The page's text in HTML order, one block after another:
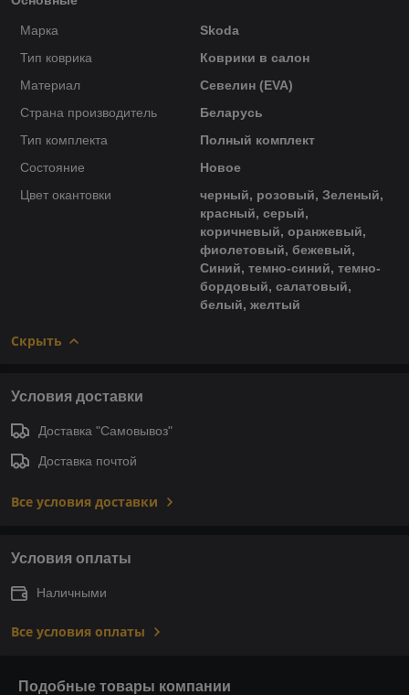
Марка
Skoda
Тип коврика
Коврики в салон
Материал
Севелин (EVA)
Страна производитель
Беларусь
Тип комплекта
Полный комплект
Состояние
Новое
Цвет окантовки
черный, розовый, Зеленый,
красный, серый,
коричневый, оранжевый,
фиолетовый, бежевый,
Синий, темно-синий, темно-
бордовый, салатовый,
белый, желтый
Скрыть
Условия доставки
Доставка "Самовывоз"
Доставка почтой
Все условия доставки
Условия оплаты
Наличными
Все условия оплаты
Подобные товары компании